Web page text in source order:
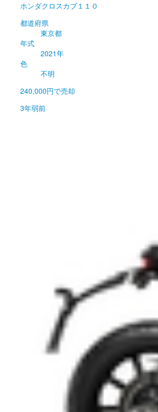
ホンダクロスカブ１１０
都道府県
東京都
年式
2021年
色
不明
240,000円で売却
3年弱前